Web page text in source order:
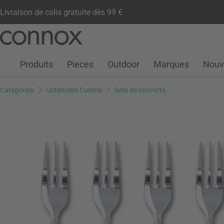
Livraison de colis gratuite dès 99 €
contenu
Compte clientListe de souhaits
Warenkorb
Produits Pieces Outdoor Marques
Catégories Ustensiles Cuisine Sets de couverts